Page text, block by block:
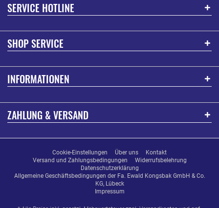
SERVICE HOTLINE
SHOP SERVICE
INFORMATIONEN
ZAHLUNG & VERSAND
Cookie-Einstellungen Über uns
Kontakt
Versand und Zahlungsbedingungen
Widerrufsbelehrung
Datenschutzerklärung
Allgemeine Geschäftsbedingungen der Fa. Ewald Kongsbak GmbH & Co.
KG, Lübeck
Impressum